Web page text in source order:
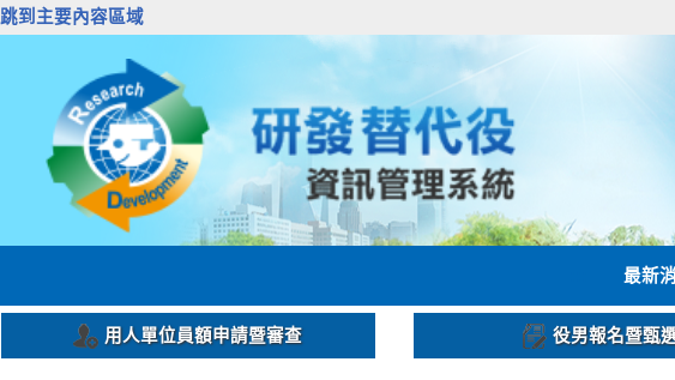
跳到主要內容區域
最新
用人單位員額申請暨審查 役男報名暨甄